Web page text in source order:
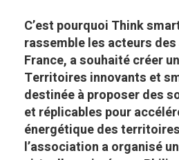
C’est pourquoi Think
rassemble les acteurs
France, a souhaité créer
Territoires innovants et
destinée à proposer des
et réplicables pour
énergétique des
l’association a organisé